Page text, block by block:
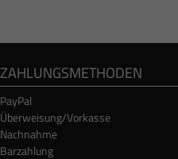
ZAHLUNGSMETHODEN
PayPal
Überweisung/Vorkasse
Nachnahme
Barzahlung